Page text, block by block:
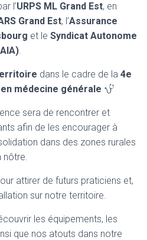
l’URPS ML Grand Est, en
Grand Est, l’Assurance
et le Syndicat Autonome
.
dans le cadre de la 4e
médecine générale
sera de rencontrer et
afin de les encourager à
dans des zones rurales
nôtre.
attirer de futurs praticiens et,
sur notre territoire.
les équipements, les
que nos atouts dans notre